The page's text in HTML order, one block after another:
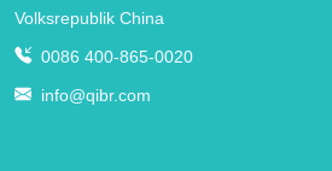
Volksrepublik China
0086 400-865-0020
info@qibr.com